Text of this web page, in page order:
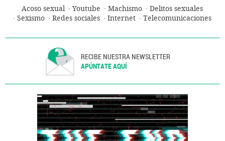
Acoso sexual Youtube Machismo
Delitos sexuales
Sexismo
Redes sociales Internet
Telecomunicaciones
RECIBE NUESTRA NEWSLETTER
APÚNTATE AQUÍ